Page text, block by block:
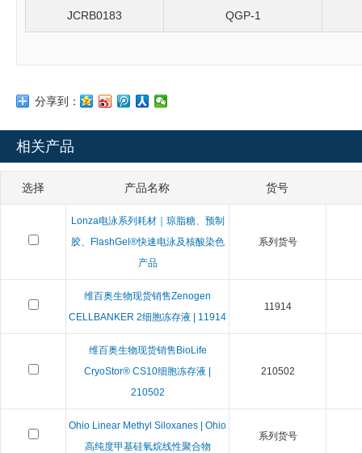
JCRB0183 QGP-1
分享到：
相关产品
选择 产品名称 货号
Lonza电泳系列耗材｜琼脂糖、预制
胶、FlashGel®快速电泳及核酸染色
产品
系列货号
维百奥生物现货销售Zenogen
CELLBANKER 2细胞冻存液 | 11914
11914
维百奥生物现货销售BioLife
CryoStor® CS10细胞冻存液 |
210502
210502
Ohio Linear Methyl Siloxanes | Ohio
高纯度甲基硅氧烷线性聚合物
系列货号